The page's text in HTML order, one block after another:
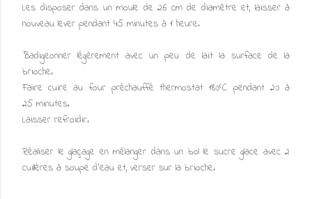
Les disposer dans un moule de 26 cm de diamètre et, laisser à
nouveau lever pendant 45 minutes à 1 heure.
Badigeonner légèrement avec un peu de lait la surface de la
brioche.
Faire cuire au four préchauffé thermostat 180°C pendant 20 à
25 minutes.
Laisser refroidir.
Réaliser le glaçage en mélanger dans un bol le sucre glace avec 2
cuillères à soupe d'eau et, verser sur la brioche.